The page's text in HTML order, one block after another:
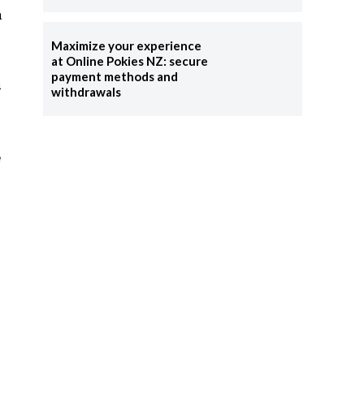
Maximize your experience
at Online Pokies NZ: secure
payment methods and
withdrawals